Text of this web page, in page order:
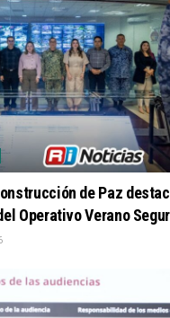
de Paz
Operativo Verano